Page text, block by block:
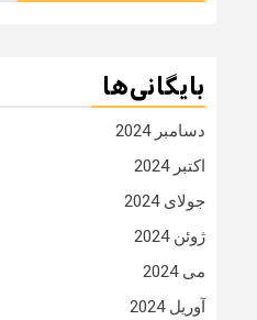
بایگانی‌ها
دسامبر 2024
اکتبر 2024
جولای 2024
ژوئن 2024
می 2024
آوریل 2024